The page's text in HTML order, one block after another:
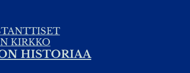
KIRKKO
HISTORIAA